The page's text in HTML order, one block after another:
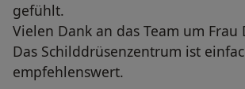
gefühlt.
Vielen Dank an das Team um Frau
Das Schilddrüsenzentrum ist
empfehlenswert.